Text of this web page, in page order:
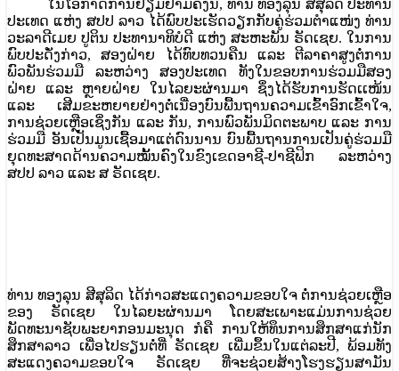
ໃນໂອກາດການຢ້ຽມຢາມຄັ້ງນີ້, ທ່ານ ທອງລຸນ ສີສຸລິດ ປະທານ
ປະເທດ ແຫ່ງ ສປປ ລາວ ໄດ້ພົບປະເຮັດວຽກກັບຄູ່ຮ່ວມຕໍາແໜ່ງ ທ່ານ
ວະລາດີເມຍ ປູຕິນ ປະທານາທິບໍດີ ແຫ່ງ ສະຫະພັນ ຣັດເຊຍ. ໃນການ
ພົບປະດັ່ງກ່າວ, ສອງຝ່າຍ ໄດ້ທົບທວນຄືນ ແລະ ຕີລາຄາສູງຕໍ່ການ
ພົວພັນຮ່ວມມື ລະຫວ່າງ ສອງປະເທດ ທັງໃນຂອບການຮ່ວມມືສອງ
ຝ່າຍ ແລະ ຫຼາຍຝ່າຍ ໃນໄລຍະຜ່ານມາ ຊຶ່ງໄດ້ຮັບການຮັດເເໜ້ນ
ແລະ ເສີມຂະຫຍາຍຢ່າງຕໍ່ເນື່ອງບົນພື້ນຖານຄວາມເຂົ້າອົກເຂົ້າໃຈ,
ການຊ່ວຍເຫຼືອເຊິ່ງກັນ ແລະ ກັນ, ການພົວພັນມິດຕະພາບ ແລະ ການ
ຮ່ວມມື ອັນເປັນມູນເຊື້ອມາແຕ່ດົນນານ ບົນພື້ນຖານການເປັນຄູ່ຮ່ວມມື
ຍຸດທະສາດດ້ານຄວາມໝັ້ນຄົງໃນຂົງເຂດອາຊີ-ປາຊີຟິກ ລະຫວ່າງ
ສປປ ລາວ ແລະ ສ ຣັດເຊຍ.
ທ່ານ ທອງລຸນ ສີສຸລິດ ໄດ້ກ່າວສະ​ແດງ​ຄວາມ​ຂອບ​ໃຈ​ ຕໍ່​ການ​ຊ່ວຍ​ເຫຼືອ
ຂອງ ຣັດເຊຍ ​ໃນ​ໄລຍະ​ຜ່ານ​ມາ ​ໂດຍ​ສະ​​ເພາະ​ແມ່ນ​ການ​ຊ່ວຍ​
ພັດທະນາ​ຊັບ​ພະຍາກອນ​ມະນຸດ ກໍຄື ການ​ໃຫ້​ທຶນ​ການ​ສຶກສາ​ແກ່​ນັກ​
ສຶກສາລາ​ວ ເພື່ອໄປຮຽນຕໍ່ທີ່ ຣັດເຊຍ ເພີ່ມຂຶ້ນໃນແຕ່ລະປີ, ພ້ອມທັງ
ສະແດງຄວາມຂອບໃຈ ຣັດເຊຍ ທີ່ຈະຊ່ວຍສ້າງໂຮງຮຽນສາມັນ